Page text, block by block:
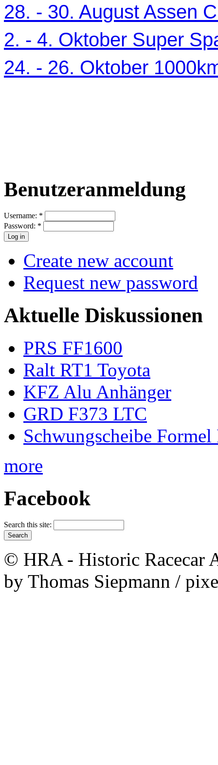
28. - 30. August Assen
2. - 4. Oktober Super
24. - 26. Oktober
Benutzeranmeldung
Username: *
Password: *
Create new account
Request new password
Aktuelle Diskussionen
PRS FF1600
Ralt RT1 Toyota
KFZ Alu Anhänger
GRD F373 LTC
Schwungscheibe Formel
more
Facebook
Search this site:
© HRA - Historic Racecar
by Thomas Siepmann /